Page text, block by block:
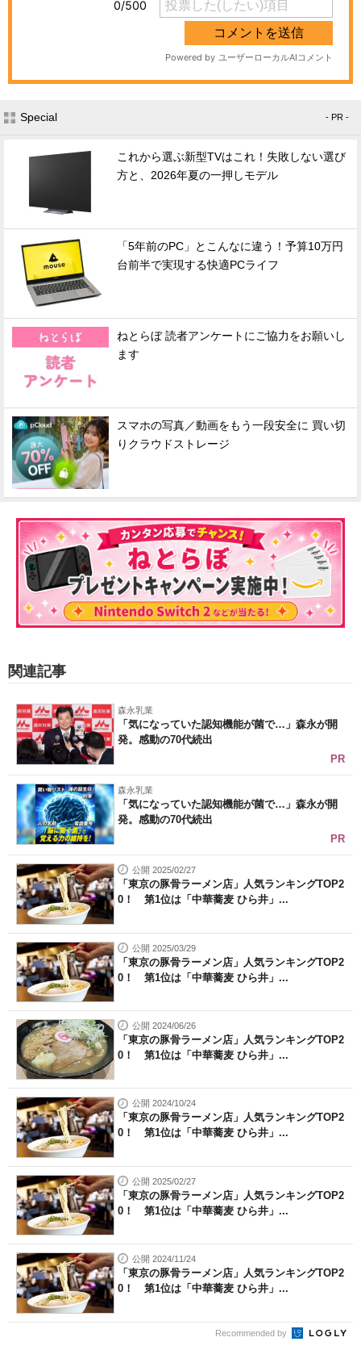
Special - PR -
これから選ぶ新型TVはこれ！失敗しない選び
方と、2026年夏の一押しモデル
「5年前のPC」とこんなに違う！予算10万円
台前半で実現する快適PCライフ
ねとらぼ 読者アンケートにご協力をお願いし
ます
スマホの写真／動画をもう一段安全に 買い切
りクラウドストレージ
関連記事
森永乳業
「気になっていた認知機能が菌で…」森永が開
発。感動の70代続出
PR
森永乳業
「気になっていた認知機能が菌で…」森永が開
発。感動の70代続出
PR
公開 2025/02/27
「東京の豚骨ラーメン店」人気ランキングTOP2
0！ 第1位は「中華蕎麦 ひら井」...
公開 2025/03/29
「東京の豚骨ラーメン店」人気ランキングTOP2
0！ 第1位は「中華蕎麦 ひら井」...
公開 2024/06/26
「東京の豚骨ラーメン店」人気ランキングTOP2
0！ 第1位は「中華蕎麦 ひら井」...
公開 2024/10/24
「東京の豚骨ラーメン店」人気ランキングTOP2
0！ 第1位は「中華蕎麦 ひら井」...
公開 2025/02/27
「東京の豚骨ラーメン店」人気ランキングTOP2
0！ 第1位は「中華蕎麦 ひら井」...
公開 2024/11/24
「東京の豚骨ラーメン店」人気ランキングTOP2
0！ 第1位は「中華蕎麦 ひら井」...
Recommended by